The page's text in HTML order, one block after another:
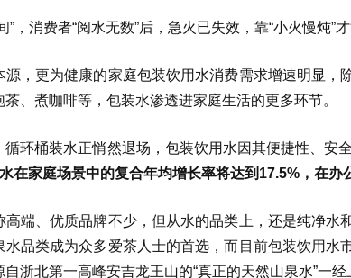
”，消费者“阅水无数”后，急火已失效，靠“小火慢炖”
源，更为健康的家庭包装饮用水消费需求增速明显
、煮咖啡等，包装水渗透进家庭生活的更多环节。
环桶装水正悄然退场，包装饮用水因其便捷性、安
在家庭场景中的复合年均增长率将达到17.5%，在办
高端、优质品牌不少，但从水的品类上，还是纯净
水品类成为众多爱茶人士的首选，而目前包装饮用
浙北第一高峰安吉龙王山的“真正的天然山泉水”一